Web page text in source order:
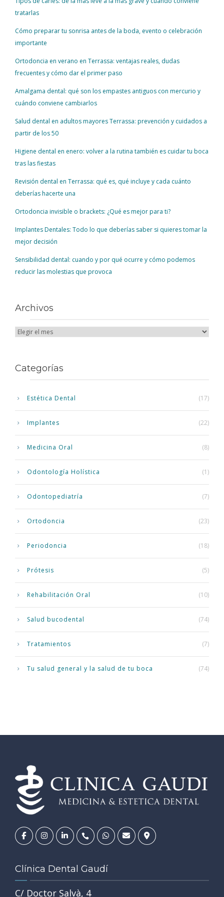
tratarlas
Cómo preparar tu sonrisa antes de la boda, evento o celebración
importante
Ortodoncia en verano en Terrassa: ventajas reales, dudas
frecuentes y cómo dar el primer paso
Amalgama dental: qué son los empastes antiguos con mercurio y
cuándo conviene cambiarlos
Salud dental en adultos mayores Terrassa: prevención y cuidados a
partir de los 50
Higiene dental en enero: volver a la rutina también es cuidar tu boca
tras las fiestas
Revisión dental en Terrassa: qué es, qué incluye y cada cuánto
deberías hacerte una
Ortodoncia invisible o brackets: ¿Qué es mejor para ti?
Implantes Dentales: Todo lo que deberías saber si quieres tomar la
mejor decisión
Sensibilidad dental: cuando y por qué ocurre y cómo podemos
reducir las molestias que provoca
Archivos
Categorías
Estética Dental (17)
Implantes (22)
Medicina Oral (8)
Odontología Holística (1)
Odontopediatría (7)
Ortodoncia (23)
Periodoncia (18)
Prótesis (5)
Rehabilitación Oral (10)
Salud bucodental (74)
Tratamientos (7)
Tu salud general y la salud de tu boca (74)
Clínica Dental Gaudí
C/ Doctor Salvà, 4